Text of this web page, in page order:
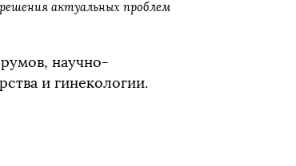
актуальных проблем
научно-
и гинекологии.